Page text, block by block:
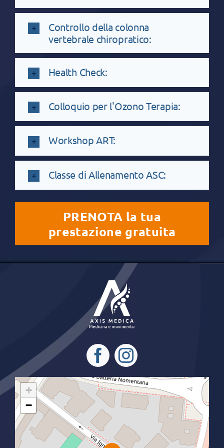
Controllo della colonna
vertebrale chiropratico:
⁠Health Check:
⁠Colloquio per l'Ozono Terapia:
Workshop ART:
Classe di Allenamento ASC:
PRENOTA la tua
prestazione gratuita
+
−